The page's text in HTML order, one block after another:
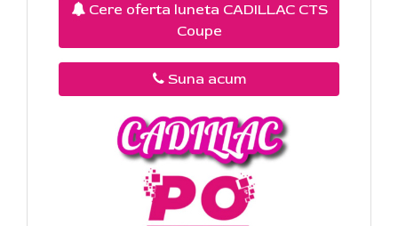
Cere oferta luneta CADILLAC CTS
Coupe
Suna acum